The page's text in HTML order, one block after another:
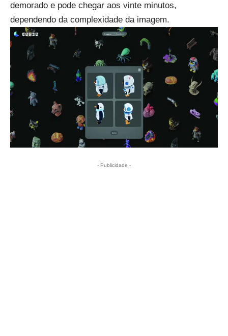
demorado e pode chegar aos vinte minutos,
dependendo da complexidade da imagem.
- Publicidade -